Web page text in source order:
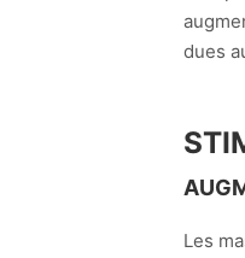
dues
Les